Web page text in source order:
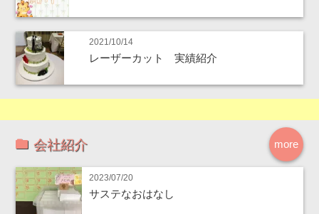
2021/10/14
レーザーカット 実績紹介
more
会社紹介
2023/07/20
サステなおはなし